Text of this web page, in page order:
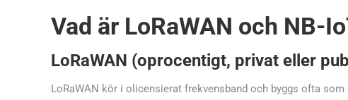
Vad är LoRaWAN och NB-
LoRaWAN (oprocentigt, privat eller
LoRaWAN kör i olicensierat frekvensband och byggs ofta som